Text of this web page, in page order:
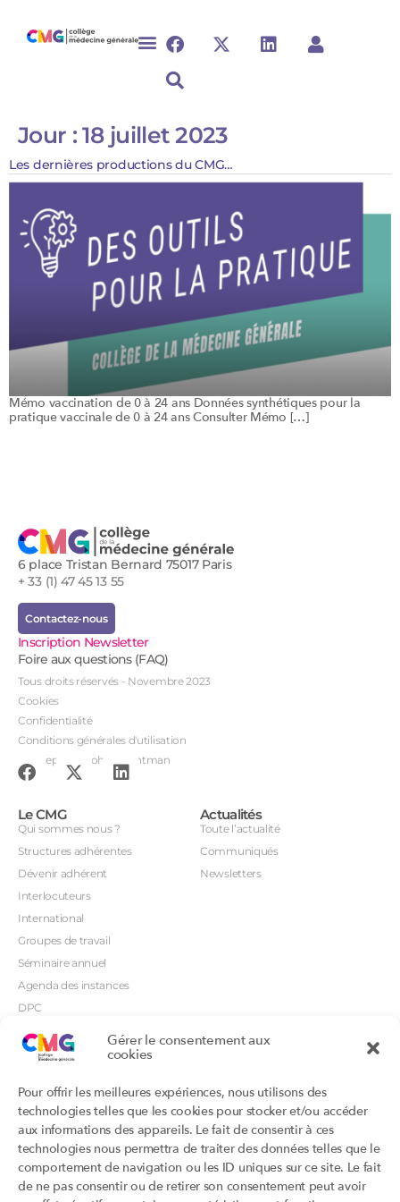
Gérer le consentement aux
cookies
Pour offrir les meilleures expériences, nous utilisons des
technologies telles que les cookies pour stocker et/ou accéder
aux informations des appareils. Le fait de consentir à ces
technologies nous permettra de traiter des données telles que le
comportement de navigation ou les ID uniques sur ce site. Le fait
de ne pas consentir ou de retirer son consentement peut avoir
Jour :18 juillet 2023
Les dernières productions du CMG…
Mémo vaccination de 0 à 24 ans Données synthétiques pour la
pratique vaccinale de 0 à 24 ans Consulter Mémo […]
6 place Tristan Bernard 75017 Paris
+ 33 (1) 47 45 13 55
Contactez-nous
Inscription Newsletter
Foire aux questions (FAQ)
Tous droits réservés - Novembre 2023
Cookies
Confidentialité
Conditions générales d'utilisation
Conception : John Brightman
Le CMG
Qui sommes nous ?
Structures adhérentes
Dévenir adhérent
Interlocuteurs
International
Groupes de travail
Séminaire annuel
Agenda des instances
DPC
CSI
Orientations prioritaires
Actualités
Toute l’actualité
Communiqués
Newsletters
Productions
Productions du Collège
Productions des structures
adhérentes
Labellisation
Addictions et médecine générale
Portails
Annuaire DU/DIU
Archimede.fr
Ebmfrance.net
Toutes les recos
Certificats-absurdes.fr